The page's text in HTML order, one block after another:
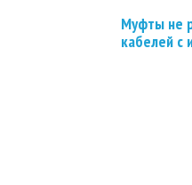
Муфты не
кабелей с